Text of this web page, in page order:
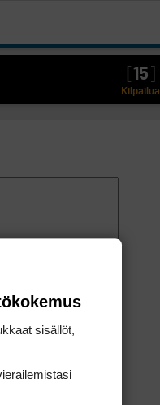
15
Kilpailua
sisällöt,